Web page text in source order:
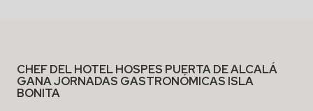
CHEF DEL HOTEL HOSPES PUERTA DE ALCALÁ
GANA JORNADAS GASTRONÓMICAS ISLA
BONITA